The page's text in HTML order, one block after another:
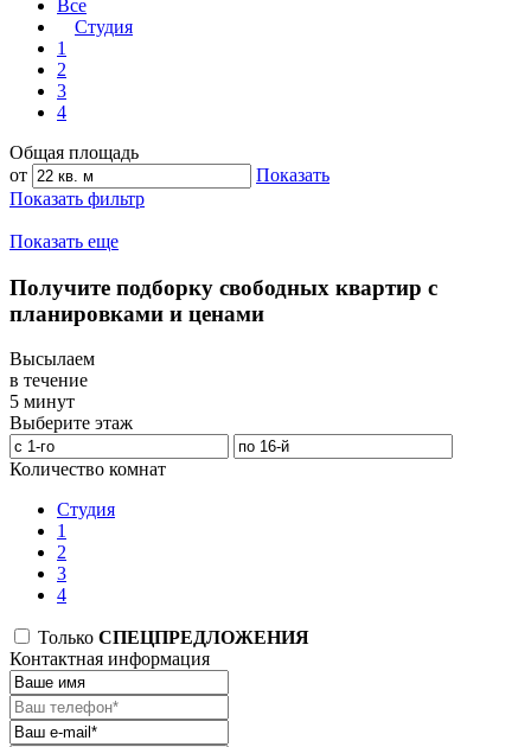
Все
Студия
1
2
3
4
Общая площадь
от
Показать
Показать фильтр
Показать еще
Получите подборку свободных квартир с
планировками и ценами
Высылаем
в течение
5 минут
Выберите этаж
Количество комнат
Студия
1
2
3
4
Только СПЕЦПРЕДЛОЖЕНИЯ
Контактная информация